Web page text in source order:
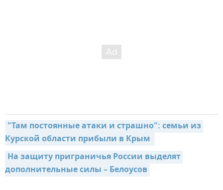
"Там постоянные атаки и страшно": семьи из
Курской области прибыли в Крым
На защиту приграничья России выделят
дополнительные силы – Белоусов